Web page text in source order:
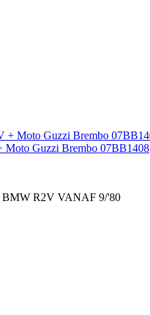
Guzzi Brembo 07BB1408
BMW R2V VANAF 9/'80